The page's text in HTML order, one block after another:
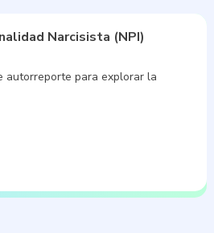
Narcisista (NPI)
autorreporte para explorar la